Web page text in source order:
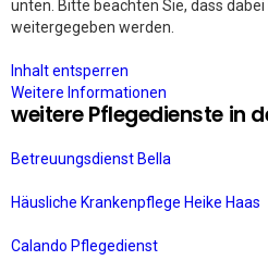
unten. Bitte beachten Sie, dass
weitergegeben werden.
Inhalt entsperren
Weitere Informationen
weitere Pflegedienste in
Betreuungsdienst Bella
Häusliche Krankenpflege Heike Haas
Calando Pflegedienst